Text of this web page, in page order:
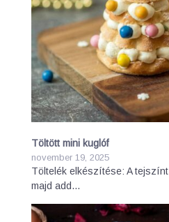
Töltött mini kuglóf
november 19, 2025
Töltelék elkészítése: A
majd add…